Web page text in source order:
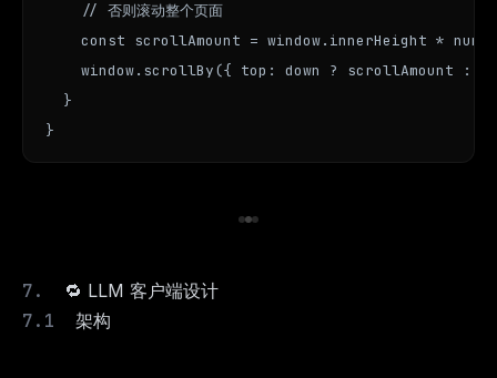
    // 否则滚动整个页面
const scrollAmount = window.innerHeight *
window.scrollBy({ top: down ? scrollAmount :
  }
}
🔁 LLM 客户端设计
架构